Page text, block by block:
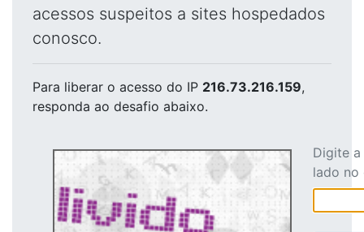
acessos suspeitos a sites hospedados
conosco.
Para liberar o acesso do IP 216.73.216.159,
responda ao desafio abaixo.
Digite
lado no